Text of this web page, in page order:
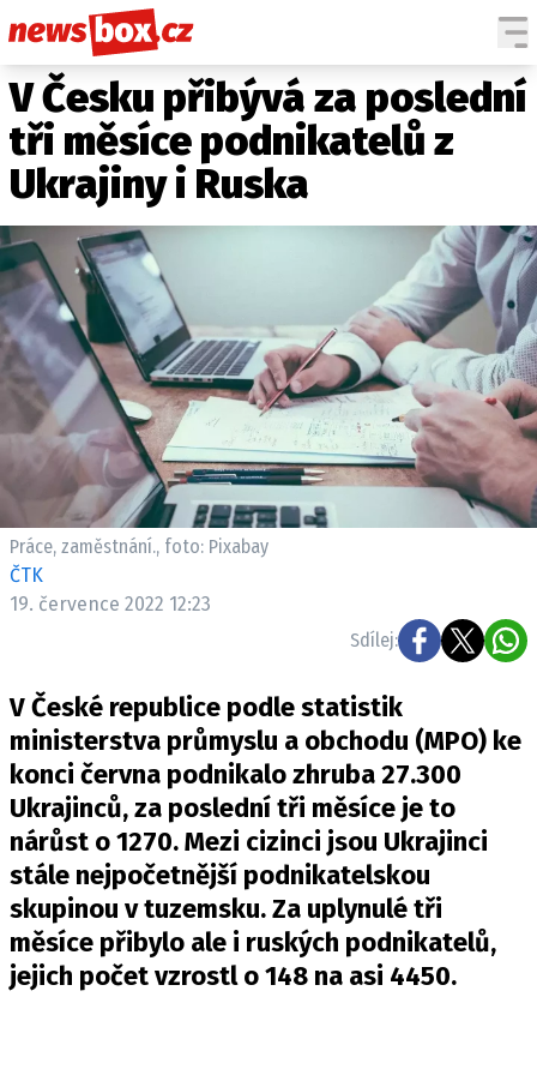
DOMÁCÍ
ZAHRANIČÍ
POČASÍ
KRIMI
EKONOMIKA
KULTURA
SPOLEČNOST
SPORT
ČESKÉ CELEBRITY
SVĚTOVÉ CELEBRITY
SLEDUJTE NÁS NA |
Máte příběh, fotku nebo video?
Pošlete e-mail na newsbox.cz
KONTAKT
VYDAVATEL
INZERCE
OSOBNÍ ÚDAJE / COOKIES
VOLNÁ MÍSTA
Provozovatelem serveru newsbox.cz je
V Česku přibývá za poslední
tři měsíce podnikatelů z
Ukrajiny i Ruska
Práce, zaměstnání., foto: Pixabay
ČTK
19. července 2022 12:23
Sdílej:
V České republice podle statistik
ministerstva průmyslu a obchodu (MPO) ke
konci června podnikalo zhruba 27.300
Ukrajinců, za poslední tři měsíce je to
nárůst o 1270. Mezi cizinci jsou Ukrajinci
stále nejpočetnější podnikatelskou
skupinou v tuzemsku. Za uplynulé tři
měsíce přibylo ale i ruských podnikatelů,
jejich počet vzrostl o 148 na asi 4450.